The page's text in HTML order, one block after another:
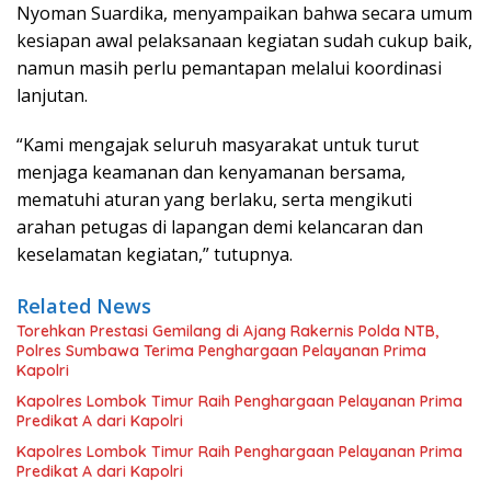
Nyoman Suardika, menyampaikan bahwa secara umum
kesiapan awal pelaksanaan kegiatan sudah cukup baik,
namun masih perlu pemantapan melalui koordinasi
lanjutan.
“Kami mengajak seluruh masyarakat untuk turut
menjaga keamanan dan kenyamanan bersama,
mematuhi aturan yang berlaku, serta mengikuti
arahan petugas di lapangan demi kelancaran dan
keselamatan kegiatan,” tutupnya.
Related News
Torehkan Prestasi Gemilang di Ajang Rakernis Polda NTB,
Polres Sumbawa Terima Penghargaan Pelayanan Prima
Kapolri
Kapolres Lombok Timur Raih Penghargaan Pelayanan Prima
Predikat A dari Kapolri
Kapolres Lombok Timur Raih Penghargaan Pelayanan Prima
Predikat A dari Kapolri